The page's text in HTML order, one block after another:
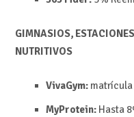
GIMNASIOS,
NUTRITIVOS
VivaGym:matrícula
MyProtein: Hasta